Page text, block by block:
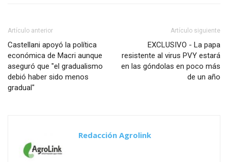
Artículo anterior
Castellani apoyó la política
económica de Macri aunque
aseguró que "el gradualismo
debió haber sido menos
gradual"
Artículo siguiente
EXCLUSIVO - La papa
resistente al virus PVY estará
en las góndolas en poco más
de un año
Redacción Agrolink